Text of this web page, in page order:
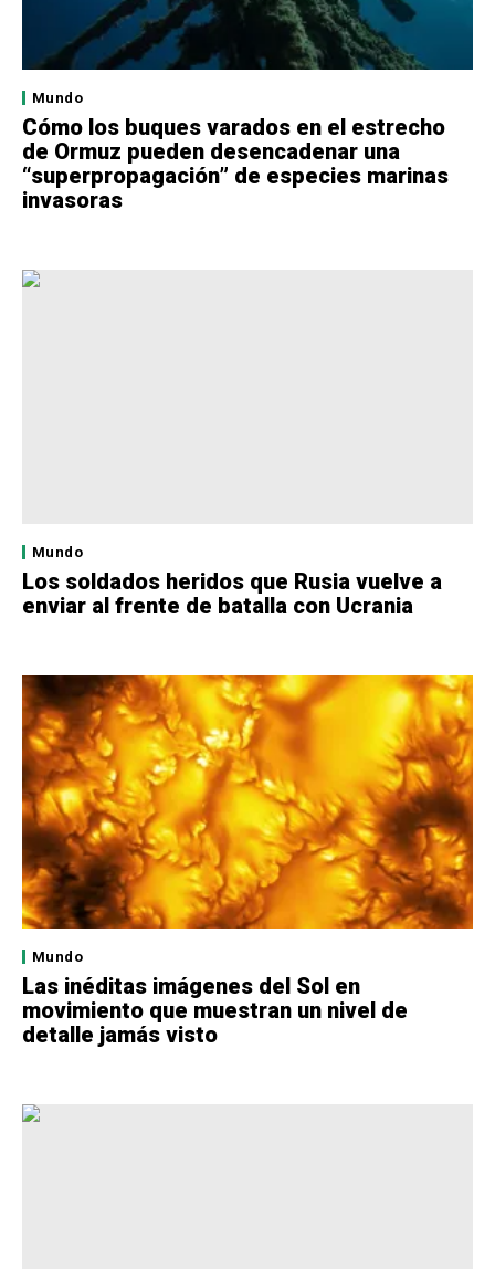
Mundo
Cómo los buques varados en el estrecho
de Ormuz pueden desencadenar una
“superpropagación” de especies marinas
invasoras
Mundo
Los soldados heridos que Rusia vuelve a
enviar al frente de batalla con Ucrania
Mundo
Las inéditas imágenes del Sol en
movimiento que muestran un nivel de
detalle jamás visto